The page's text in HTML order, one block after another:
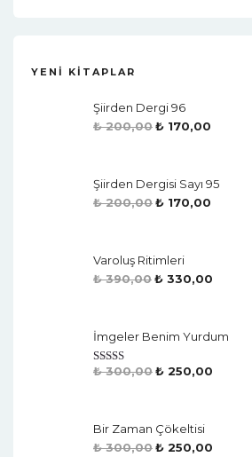
YENI KITAPLAR
Şiirden Dergi 96
₺200,00₺ 170,00
Şiirden Dergisi Sayı 95
₺200,00₺ 170,00
Varoluş Ritimleri
₺390,00₺ 330,00
İmgeler Benim Yurdum
Rated4.50
₺300,00₺ 250,00
Bir Zaman Çökeltisi
₺300,00₺ 250,00